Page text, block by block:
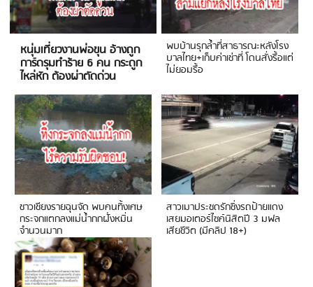
หนุ่มเที่ยวงานพ่อขุน อ้างถูก
การ์ดรุมทำร้าย 6 คน กระดูก
ไหล่หัก ต้องผ่าตัดด่วน
พบบ้านรุกล้ำที่สาธารณะหลังโรง
บาลไทย+เก็บค่าเช่าที่ โดนสั่งรื้อแต่
ไม่ยอมรื้อ
ชาวเชียงรายฉุนจัด พบคนทิ้งเศษ
กระจกแตกลงแม่น้ำกกฝั่งหมิ่น
จำนวนมาก
สาวเมาประชดรักซิ่งรถป้ายแดง
เสยมอเตอร์ไซค์นิสิตปี 3 มฟล
เสียชีวิต (มีคลิป 18+)